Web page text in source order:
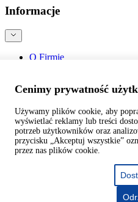
Informacje
O Firmie
Bezpieczeństwo produktów
webtom.pl
Cenimy prywatność
Używamy plików cookie, aby
wyświetlać reklamy lub treści
potrzeb użytkowników oraz
przycisku „Akceptuj wszystkie”
przez nas plików cookie.